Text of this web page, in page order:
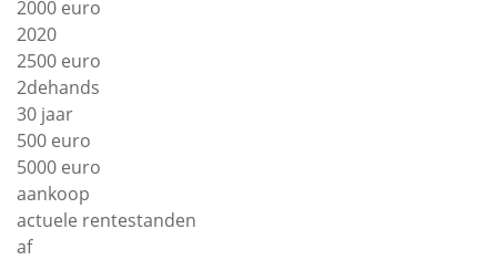
2000 euro
2020
2500 euro
2dehands
30 jaar
500 euro
5000 euro
aankoop
actuele rentestanden
af